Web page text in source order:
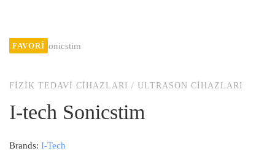
FAVORI
FIZIK TEDAVI CIHAZLARI / ULTRASON CIHAZLARI
I-tech Sonicstim
Brands: I-Tech